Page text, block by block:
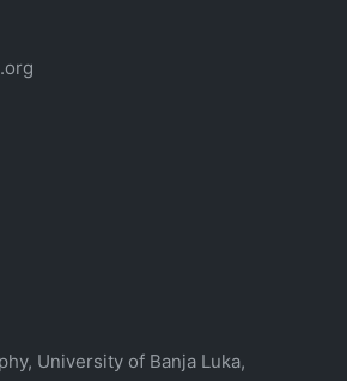
University of Banja Luka,